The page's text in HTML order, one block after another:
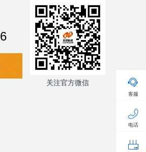
关注官方微信
客服
电话